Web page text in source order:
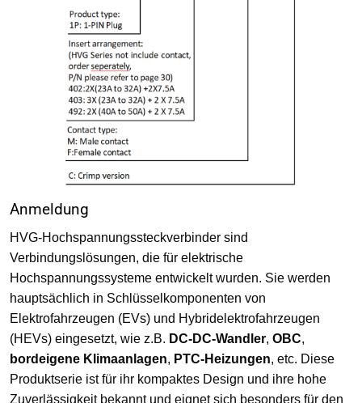
Anmeldung
HVG-Hochspannungssteckverbinder sind
Verbindungslösungen, die für elektrische
Hochspannungssysteme entwickelt wurden. Sie werden
hauptsächlich in Schlüsselkomponenten von
Elektrofahrzeugen (EVs) und Hybridelektrofahrzeugen
(HEVs) eingesetzt, wie z.B. DC-DC-Wandler, OBC,
bordeigene Klimaanlagen, PTC-Heizungen, etc. Diese
Produktserie ist für ihr kompaktes Design und ihre hohe
Zuverlässigkeit bekannt und eignet sich besonders für den